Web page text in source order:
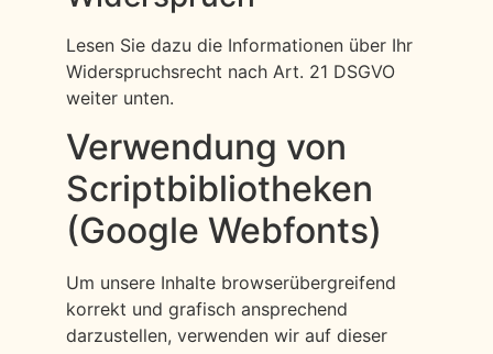
Lesen Sie dazu die Informationen über Ihr
Widerspruchsrecht nach Art. 21 DSGVO
weiter unten.
Verwendung von
Scriptbibliotheken
(Google Webfonts)
Um unsere Inhalte browserübergreifend
korrekt und grafisch ansprechend
darzustellen, verwenden wir auf dieser